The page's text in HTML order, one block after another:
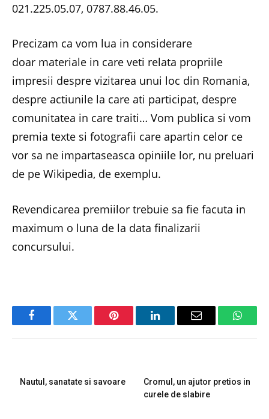
021.225.05.07, 0787.88.46.05.
Precizam ca vom lua in considerare
doar materiale in care veti relata propriile
impresii despre vizitarea unui loc din Romania,
despre actiunile la care ati participat, despre
comunitatea in care traiti… Vom publica si vom
premia texte si fotografii care apartin celor ce
vor sa ne impartaseasca opiniile lor, nu preluari
de pe Wikipedia, de exemplu.
Revendicarea premiilor trebuie sa fie facuta in
maximum o luna de la data finalizarii
concursului.
FacebookTwitter Pinterest LinkedInEmail
Nautul, sanatate si savoare
Cromul, un ajutor pretios in
curele de slabire